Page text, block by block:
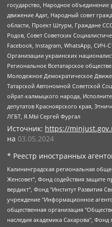
государство, Народное
движение Адат, Народный совет
области, Проект Штурм, Граждане
Родов, Совет Советских
Facebook, Instagram, WhatsApp,
Организации украинских
Региональное Всетатарское
Молодежное Демократическое
Татарской Автономной Советской
ойрат-калмыцкого народа,
депутатов Красноярского края,
ЛГБТ, Я.МЫ Сергей Фургал
Источник: https://
на 03.05.2024
* Реестр иностранных
Калининградская региональная общественная организация "Экозащита!-Женсовет", Фонд содействия защите прав и свобод граждан "Общественный вердикт", Фонд "Институт Развития Свободы Информации", Частное учреждение "Информационное агентство МЕМО. РУ", Региональная общественная организация "Общественная комиссия по сохранению наследия академика Сахарова", Фонд поддержки свободы прессы, Санкт-Петербургская общественная правозащитная организация "Гражданский контроль", Межрегиональная общественная организация "Информационно-просветительский центр "Мемориал", Региональный Фонд "Центр Защиты Прав Средств Массовой Информации", с 05.12.2023 Фонд "Центр Защиты Прав Средств массовой информации", Региональная общественная благотворительная организация помощи беженцам и мигрантам "Гражданское содействие", Негосударственное образовательное учреждение дополнительного профессионального образования (повышение квалификации) специалистов "АКАДЕМИЯ ПО ПРАВАМ ЧЕЛОВЕКА", Свердловская региональная общественная организация "Сутяжник", Автономная некоммерческая организация "Центр независимых социологических исследований", Союз общественных объединений "Российский исследовательский центр по правам человека", Региональное общественное учреждение научно-информационный центр "МЕМОРИАЛ", Некоммерческая организация "Фонд защиты гласности", Автономная некоммерческая организация "Институт прав человека", Городская общественная организация "Екатеринбургское общество "МЕМОРИАЛ", Городская общественная организация "Рязанское историко-просветительское и правозащитное общество "Мемориал" (Рязанский Мемориал), Челябинский региональный орган общественной самодеятельности – женское общественное объединение "Женщины Евразии", Челябинский региональный орган общественной самодеятельности "Уральская правозащитная группа", Фонд содействия защите здоровья и социальной справедливости имени Андрея Рылькова, Автономная Некоммерческая Организация "Аналитический Центр Юрия Левады", Автономная некоммерческая организация социальной поддержки населения "Проект Апрель", Региональная общественная организация помощи женщинам и детям, находящимся в кризисной ситуации "Информационно-методический центр "Анна", Фонд содействия развитию массовых коммуникаций и правовому просвещению "Так-так-Так", Фонд содействия устойчивому развитию "Серебряная тайга", Свердловский региональный общественный фонд социальных проектов "Новое время", "Idel.Реалии", Кавказ.Реалии, Крым.Реалии, Телеканал Настоящее Время, Татаро-башкирская служба Радио Свобода (Azatliq Radiosi), Радио Свободная Европа/Радио Свобода (PCE/PC), "Сибирь.Реалии", "Фактограф", Благотворительный фонд помощи осужденным и их семьям, Автономная некоммерческая организация "Институт глобализации и социальных движений", Фонд "В защиту прав заключенных", Частное учреждение "Центр поддержки и содействия развитию средств массовой информации", Пензенский региональный общественный благотворительный фонд "Гражданский союз", "Север.Реалии", Некоммерческая организация Фонд "Правовая инициатива", Общество с ограниченной ответственностью "Радио Свободная Европа/Радио Свобода", Чешское информационное агентство "MEDIUM-ORIENT", Красноярская региональная общественная организация "Мы против СПИДа", Камалягин Денис Николаевич, Маркелов Сергей Евгеньевич, Пономарев Лев Александрович, Савицкая Людмила Алексеевна, Автономная некоммерческая организация "Центр по работе с проблемой насилия "НАСИЛИЮ.НЕТ", Межрегиональный профессиональный союз работников здравоохранения "Альянс врачей", Юридическое лицо, зарегистрированное в Латвийской Республике, SIA "Medusa Project" (регистрационный номер 40103797863, дата регистрации 10.06.2014), Некоммерческая организация "Фонд по борьбе с коррупцией", Автономная некоммерческая организация "Институт права и публичной политики", Баданин Роман Сергеевич, Гликин Максим Александрович, Железнова Мария Михайловна, Лукьянова Юлия Сергеевна, Маетная Елизавета Витальевна, Маняхин Петр Борисович, Чуракова Ольга Владимировна, Ярош Юлия Петровна, Юридическое лицо "The Insider SIA", зарегистрированное в Риге, Латвийская Республика (дата регистрации 26.06.2015), являющееся администратором доменного имени интернет-издания "The Insider SIA", https://theins.ru, Постернак Алексей Евгеньевич, Рубин Михаил Аркадьевич, Анин Роман Александрович, Юридическое лицо Istories fonds, зарегистрированное в Латвийской Республике (регистрационный номер 50008295751, дата регистрации 24.02.2020), Великовский Дмитрий Александрович, Долинина Ирина Николаевна, Мароховская Алеся Алексеевна, Шлейнов Роман Юрьевич, Шмагун Олеся Валентиновна, Общество с ограниченной ответственностью "Альтаир 2021", Общество с ограниченной ответственностью "Вега 2021", Общество с ограниченной ответственностью "Главный редактор 2021", Общество с ограниченной ответственностью "Ромашки монолит", Важенков Артем Валерьевич, Ивановская областная общественная организация "Центр гендерных исследований", Гурман Юрий Альбертович, Медиапроект "ОВД-Инфо", Егоров Владимир Владимирович,